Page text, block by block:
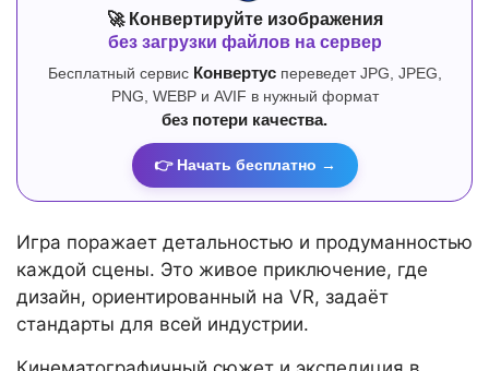
🚀 Конвертируйте изображения
без загрузки файлов на сервер
Бесплатный сервис Конвертуспереведет JPG, JPEG,
PNG, WEBP и AVIF в нужный формат
без потери качества.
👉 Начать бесплатно →
Игра поражает детальностью и продуманностью
каждой сцены. Это живое приключение, где
дизайн, ориентированный на VR, задаёт
стандарты для всей индустрии.